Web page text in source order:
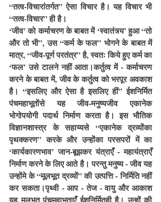
“तत्व-विचारांतर्गत” ऐसा विचार है। यह विचार भी
“तत्व-विचार” ही है।
‘जीव’ को कर्माचरण के बाबत में ‘स्वातंत्र्य’ हुआ “तो
और तो भी”, उस “कर्म के फल” भोगने के बाबत में
मात्र, “जीव-पूर्ण परतंत्र” है, स्वतः किये हुए कर्म का
‘फल’ उसे टालने नहीं आता।कर्तुत्व में - कर्माचरण
करने के बाबत में, जीव के कर्तुत्व को भरपूर अवकाश
है। “इसलिए और ऐसा है इसलिए हीं” ईशनिर्मित
पंचमहाभूतोंसे यह जीव-मनुष्यजीव एकानेक
भोगोपयोगी पदार्थ निर्माण करता है। इस भौतिक
विज्ञानशास्त्र के सहाय्यसे “एकानेक द्रव्योंका
पृथक्करण” करके और उन्होंका परसपरों में का
‘कार्यकारणभाव’ जान-बूझकर यंत्राएँ - महायंत्राएँ
निर्माण करने के लिए आते है। परन्तु मनुष्य - जीव यह
उन्होंमे के “मूलभूत द्रव्यों” की उत्पत्ति - निर्मिति नहीं
कर सकता।पृथ्वी - आप - तेज - वायु और आकाश